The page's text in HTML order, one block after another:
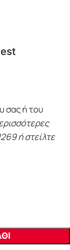
σας ή του
ή στείλτε